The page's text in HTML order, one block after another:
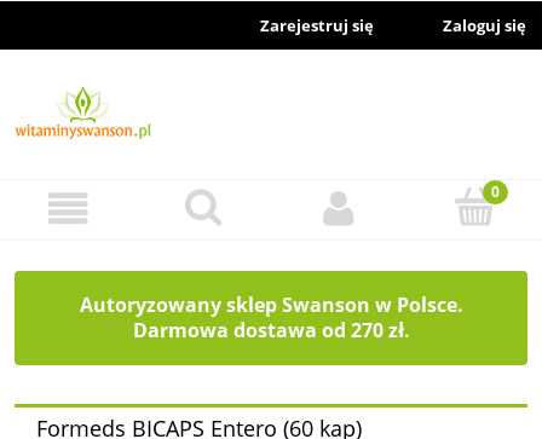
Zarejestruj się Zaloguj się
Autoryzowany sklep Swanson w Polsce.
Darmowa dostawa od 270 zł.
Formeds BICAPS Entero (60 kap)